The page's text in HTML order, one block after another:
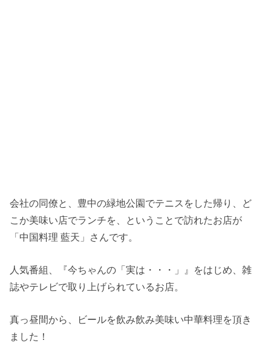
会社の同僚と、豊中の緑地公園でテニスをした帰り、ど
こか美味い店でランチを、ということで訪れたお店が
「中国料理 藍天」さんです。
人気番組、『今ちゃんの「実は・・・」』をはじめ、雑
誌やテレビで取り上げられているお店。
真っ昼間から、ビールを飲み飲み美味い中華料理を頂き
ました！